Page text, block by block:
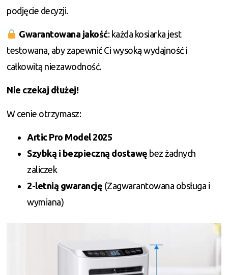
podjęcie decyzji.
Gwarantowana jakość: każda kosiarka jest
testowana, aby zapewnić Ci wysoką wydajność i
całkowitą niezawodność.
Nie czekaj dłużej!
W cenie otrzymasz:
Artic Pro Model 2025
Szybką i bezpieczną dostawę bez żadnych
zaliczek
2-letnią gwarancję (Zagwarantowana obsługa i
wymiana)